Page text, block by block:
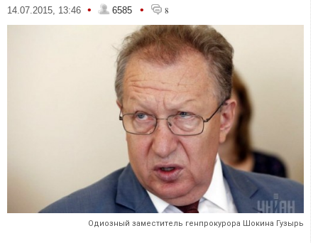
14.07.2015, 13:46 • 6585 • 8
Одиозный заместитель генпрокурора Шокина Гузырь